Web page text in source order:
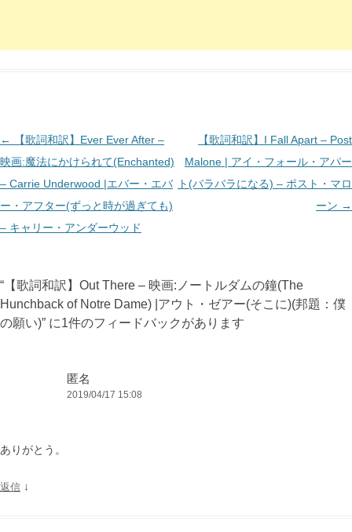
投
稿
ナ
ビ
ゲ
←
【歌詞和訳】Ever Ever After –
映画:魔法にかけられて(Enchanted)
– Carrie Underwood |エバー・エバ
ー・アフター(ずっと時が過ぎても)
– キャリー・アンダーウッド
【歌詞和訳】I Fall Apart – Post
Malone | アイ・フォール・アパー
ト(バラバラになる) – ポスト・マロ
ーン →
“ 【歌詞和訳】Out There – 映画:ノートルダムの鐘(The
Hunchback of Notre Dame) |アウト・ゼアー(そこに)(邦題：僕
の願い)” に1件のフィードバックがあります
匿名
2019/04/17 15:08
ありがとう。
返信 ↓